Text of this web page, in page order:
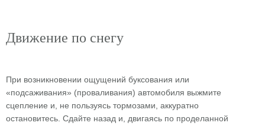
Движение по снегу
При возникновении ощущений буксования или
«подсаживания» (проваливания) автомобиля выжмите
сцепление и, не пользуясь тормозами, аккуратно
остановитесь. Сдайте назад и, двигаясь по проделанной